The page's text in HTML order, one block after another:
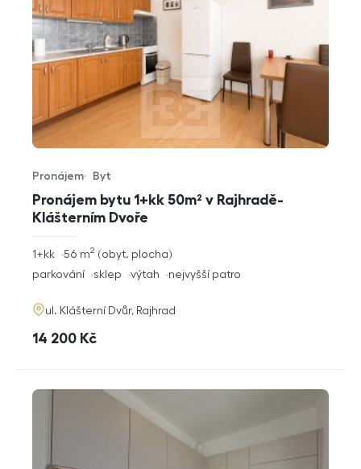
Pronájem bytu 1+kk 50m² v Rajhradě-
Klášterním Dvoře
Typ nabídky
Pronájem
Typ nemovitosti
Byt
rozměry
dispozice
1+kk obyt. plocha
56 m2
funkce
parkování sklep výtah nejvyšší patro
adresa
ul. Klášterní Dvůr, Rajhrad
cena
14 200 Kč